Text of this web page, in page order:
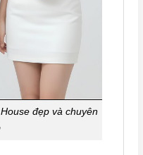
đẹp và chuyên